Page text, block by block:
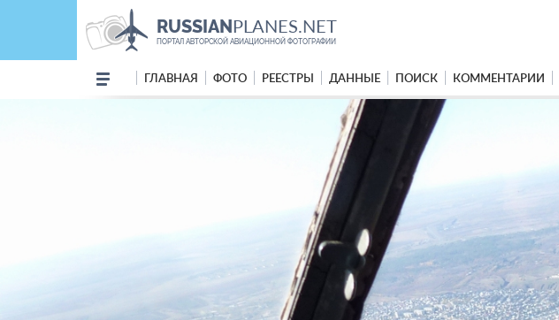
RUSSIANPLANES.NET
ПОРТАЛ АВТОРСКОЙ АВИАЦИОННОЙ ФОТОГРАФИИ
ГЛАВНАЯ ФОТО РЕЕСТРЫ ДАННЫЕ ПОИСК КОММЕНТАРИИ